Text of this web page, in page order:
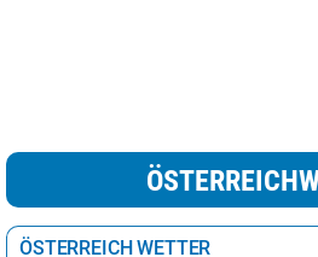
ÖSTERREICH WETTER